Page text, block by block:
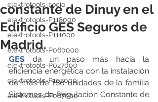
elektrotools-socio
elektrotools-P118000
elektrotools-P111000
elektrotools-P060000
elektrotools-P027000
elektrotools-P102000
elektrotools-P087000
constante de Dinuy en el
Edificio GES Seguros de
Madrid.
GES da un paso más hacia la
eficiencia energética con la instalación
de más de 180 unidades de la familia